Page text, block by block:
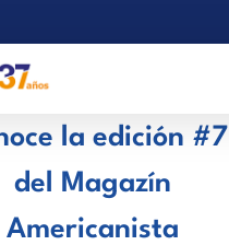
la edición #7
del Magazín
Americanista